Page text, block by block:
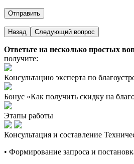
Назад Следующий вопрос
Ответьте на несколько простых
получите:
Консультацию эксперта по
Бонус «Как получить скидку на
Этапы работы
Консультация и составление
• Формирование запроса и